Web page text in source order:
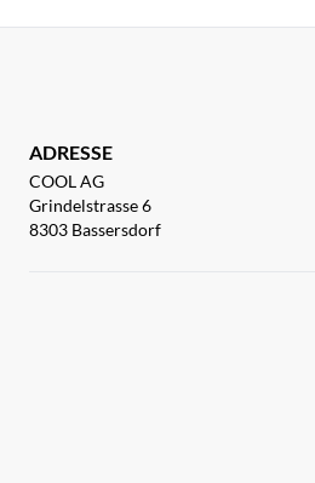
ADRESSE
COOL AG
Grindelstrasse 6
8303 Bassersdorf